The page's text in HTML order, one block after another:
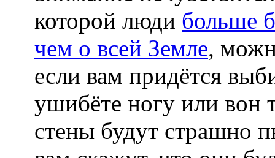
которой люди больше
чем о всей Земле,
если вам придётся
ушибёте ногу или вон
стены будут страшно